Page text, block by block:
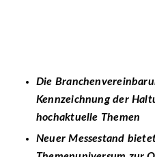
Die
Kennzeichnung der
hochaktuelle Themen
Neuer Messestand